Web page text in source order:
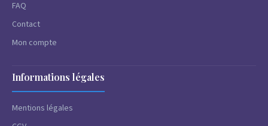
FAQ
Contact
Mon compte
Informations légales
Mentions légales